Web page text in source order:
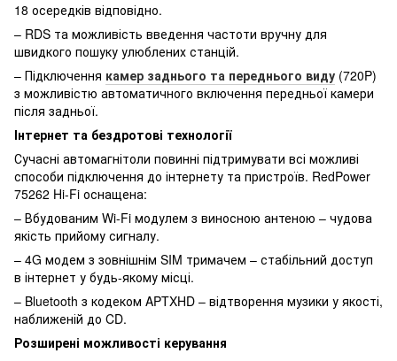
18 осередків відповідно.
– RDS та можливість введення частоти вручну для
швидкого пошуку улюблених станцій.
– Підключення камер заднього та переднього виду (720P)
з можливістю автоматичного включення передньої камери
після задньої.
Інтернет та бездротові технології
Сучасні автомагнітоли повинні підтримувати всі можливі
способи підключення до інтернету та пристроїв. RedPower
75262 Hi-Fi оснащена:
– Вбудованим Wi-Fi модулем з виносною антеною – чудова
якість прийому сигналу.
– 4G модем з зовнішнім SIM тримачем – стабільний доступ
в інтернет у будь-якому місці.
– Bluetooth з кодеком APTXHD – відтворення музики у якості,
наближеній до CD.
Розширені можливості керування